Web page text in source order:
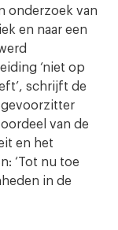
onderzoek van
en naar een
‘niet op
schrijft de
van de
en het
‘Tot nu toe
in de